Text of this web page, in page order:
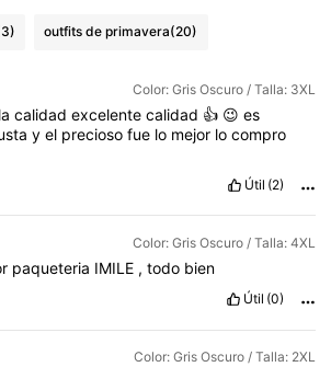
outfits de primavera(20)
Color: Gris Oscuro / Talla: 3XL
la calidad excelente calidad 👍 😉 es
yel preciosofue lo mejor locompro
Útil (2)
Color: Gris Oscuro / Talla: 4XL
paqueteria IMILE ,todo bien
Útil (0)
Color: Gris Oscuro / Talla: 2XL